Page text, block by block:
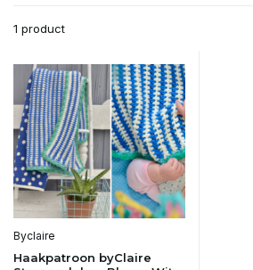
1 product
Byclaire
Haakpatroon byClaire